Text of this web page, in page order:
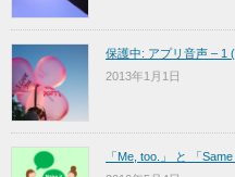
保護中: アプリ音声 – 1
2013年1月1日
「Me, too.」 と 「